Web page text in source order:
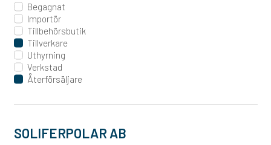
Begagnat
Importör
Tillbehörsbutik
Tillverkare
Uthyrning
Verkstad
Återförsäljare
SOLIFERPOLAR AB